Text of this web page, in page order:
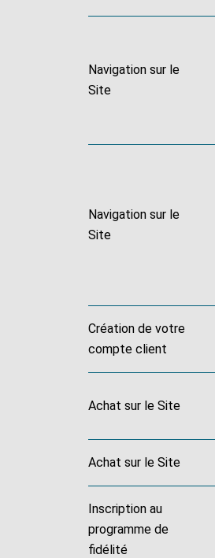
Navigation sur le
Site
Navigation sur le
Site
Création de votre
compte client
Achat sur le Site
Achat sur le Site
Inscription au
programme de
fidélité